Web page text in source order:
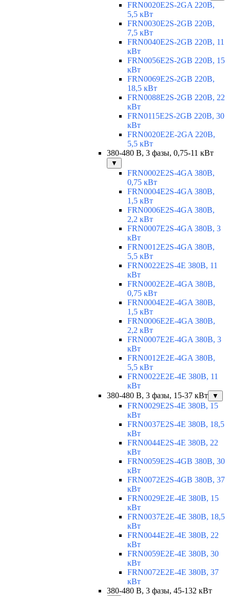
FRN0020E2S-2GA 220В,
5,5 кВт
FRN0030E2S-2GB 220В,
7,5 кВт
FRN0040E2S-2GB 220В, 11
кВт
FRN0056E2S-2GB 220В, 15
кВт
FRN0069E2S-2GB 220В,
18,5 кВт
FRN0088E2S-2GB 220В, 22
кВт
FRN0115E2S-2GB 220В, 30
кВт
FRN0020E2E-2GA 220В,
5,5 кВт
380-480 В, 3 фазы, 0,75-11 кВт
▼
FRN0002E2S-4GA 380В,
0,75 кВт
FRN0004E2S-4GA 380В,
1,5 кВт
FRN0006E2S-4GA 380В,
2,2 кВт
FRN0007E2S-4GA 380В, 3
кВт
FRN0012E2S-4GA 380В,
5,5 кВт
FRN0022E2S-4E 380В, 11
кВт
FRN0002E2E-4GA 380В,
0,75 кВт
FRN0004E2E-4GA 380В,
1,5 кВт
FRN0006E2E-4GA 380В,
2,2 кВт
FRN0007E2E-4GA 380В, 3
кВт
FRN0012E2E-4GA 380В,
5,5 кВт
FRN0022E2E-4E 380В, 11
кВт
380-480 В, 3 фазы, 15-37 кВт
▼
FRN0029E2S-4E 380В, 15
кВт
FRN0037E2S-4E 380В, 18,5
кВт
FRN0044E2S-4E 380В, 22
кВт
FRN0059E2S-4GB 380В, 30
кВт
FRN0072E2S-4GB 380В, 37
кВт
FRN0029E2E-4E 380В, 15
кВт
FRN0037E2E-4E 380В, 18,5
кВт
FRN0044E2E-4E 380В, 22
кВт
FRN0059E2E-4E 380В, 30
кВт
FRN0072E2E-4E 380В, 37
кВт
380-480 В, 3 фазы, 45-132 кВт